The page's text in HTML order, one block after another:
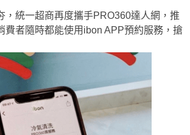
，統一超商再度攜手PRO360達人網，推
者隨時都能使用ibon APP預約服務，搶